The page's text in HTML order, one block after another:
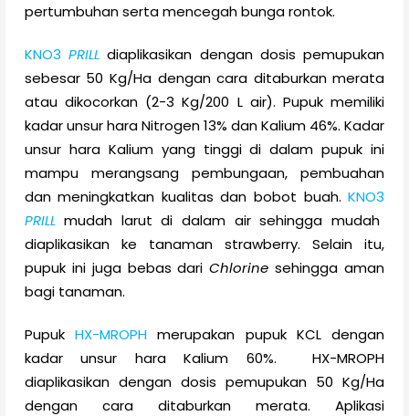
pertumbuhan serta mencegah bunga rontok.
KNO3PRILL diaplikasikan dengan dosis pemupukan
sebesar 50 Kg/Ha dengan cara ditaburkan merata
atau dikocorkan (2-3 Kg/200 L air). Pupuk memiliki
kadar unsur hara Nitrogen 13% dan Kalium 46%. Kadar
unsur hara Kalium yang tinggi di dalam pupuk ini
mampu merangsang pembungaan, pembuahan
dan meningkatkan kualitas dan bobot buah.KNO3
PRILL mudah larut di dalam air sehingga mudah
diaplikasikan ke tanaman strawberry. Selain itu,
pupuk ini juga bebas dariChlorinesehingga aman
bagi tanaman.
PupukHX-MROPH merupakan pupuk KCL dengan
kadar unsur hara Kalium 60%. HX-MROPH
diaplikasikan dengan dosis pemupukan 50 Kg/Ha
dengan cara ditaburkan merata. Aplikasi